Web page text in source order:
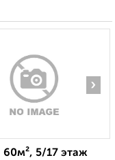
›
60м², 5/17 этаж